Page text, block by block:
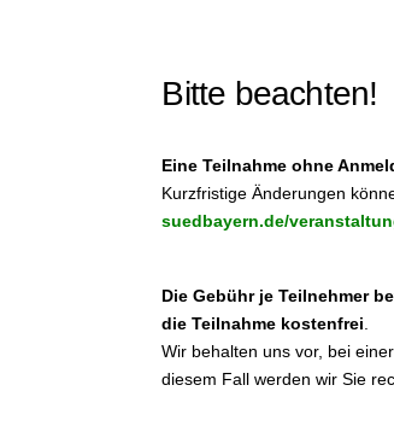
Bitte beachten!
Eine Teilnahme ohne
Kurzfristige Änderungen
suedbayern.de/
Die Gebühr je Teilnehmer
die Teilnahme kostenfrei
Wir behalten uns vor, bei
diesem Fall werden wir Sie